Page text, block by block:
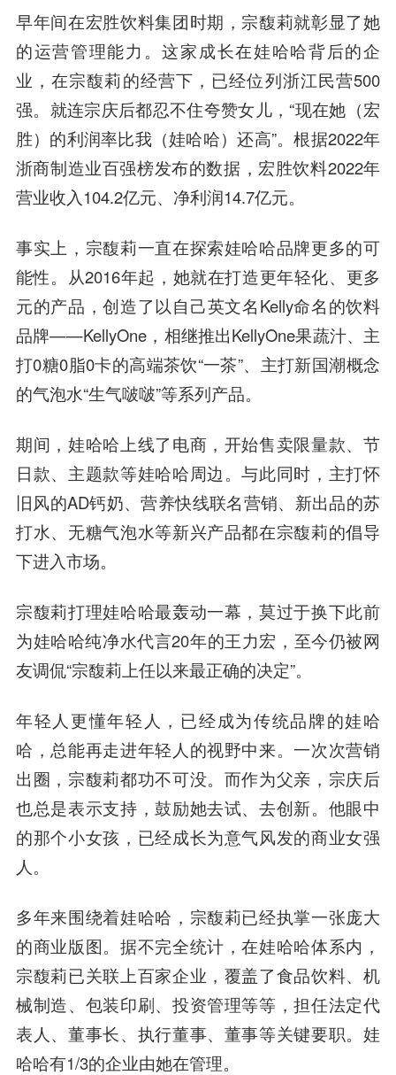
早年间在宏胜饮料集团时期，宗馥莉就彰显了她
的运营管理能力。这家成长在娃哈哈背后的企
业，在宗馥莉的经营下，已经位列浙江民营500
强。就连宗庆后都忍不住夸赞女儿，“现在她（宏
胜）的利润率比我（娃哈哈）还高”。根据2022年
浙商制造业百强榜发布的数据，宏胜饮料2022年
营业收入104.2亿元、净利润14.7亿元。
事实上，宗馥莉一直在探索娃哈哈品牌更多的可
能性。从2016年起，她就在打造更年轻化、更多
元的产品，创造了以自己英文名Kelly命名的饮料
品牌——KellyOne，相继推出KellyOne果蔬汁、主
打0糖0脂0卡的高端茶饮“一茶”、主打新国潮概念
的气泡水“生气啵啵”等系列产品。
期间，娃哈哈上线了电商，开始售卖限量款、节
日款、主题款等娃哈哈周边。与此同时，主打怀
旧风的AD钙奶、营养快线联名营销、新出品的苏
打水、无糖气泡水等新兴产品都在宗馥莉的倡导
下进入市场。
宗馥莉打理娃哈哈最轰动一幕，莫过于换下此前
为娃哈哈纯净水代言20年的王力宏，至今仍被网
友调侃“宗馥莉上任以来最正确的决定”。
年轻人更懂年轻人，已经成为传统品牌的娃哈
哈，总能再走进年轻人的视野中来。一次次营销
出圈，宗馥莉都功不可没。而作为父亲，宗庆后
也总是表示支持，鼓励她去试、去创新。他眼中
的那个小女孩，已经成长为意气风发的商业女强
人。
多年来围绕着娃哈哈，宗馥莉已经执掌一张庞大
的商业版图。据不完全统计，在娃哈哈体系内，
宗馥莉已关联上百家企业，覆盖了食品饮料、机
械制造、包装印刷、投资管理等等，担任法定代
表人、董事长、执行董事、董事等关键要职。娃
哈哈有1/3的企业由她在管理。